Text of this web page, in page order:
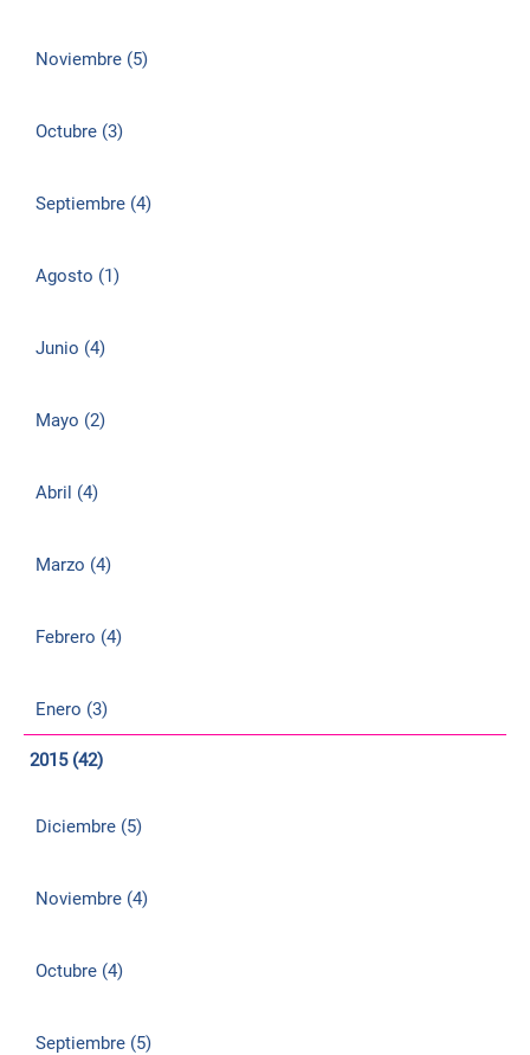
Noviembre (5)
Octubre (3)
Septiembre (4)
Agosto (1)
Junio (4)
Mayo (2)
Abril (4)
Marzo (4)
Febrero (4)
Enero (3)
2015 (42)
Diciembre (5)
Noviembre (4)
Octubre (4)
Septiembre (5)